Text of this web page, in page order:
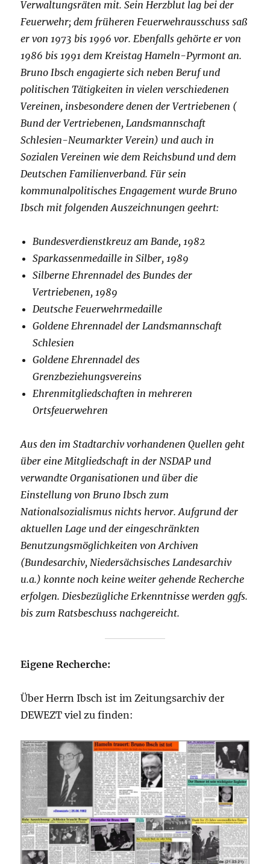
Verwaltungsräten mit. Sein Herzblut lag bei der
Feuerwehr; dem früheren Feuerwehrausschuss saß
er von 1973 bis 1996 vor. Ebenfalls gehörte er von
1986 bis 1991 dem Kreistag Hameln-Pyrmont an.
Bruno Ibsch engagierte sich neben Beruf und
politischen Tätigkeiten in vielen verschiedenen
Vereinen, insbesondere denen der Vertriebenen (
Bund der Vertriebenen, Landsmannschaft
Schlesien-Neumarkter Verein) und auch in
Sozialen Vereinen wie dem Reichsbund und dem
Deutschen Familienverband. Für sein
kommunalpolitisches Engagement wurde Bruno
Ibsch mit folgenden Auszeichnungen geehrt:
Bundesverdienstkreuz am Bande, 1982
Sparkassenmedaille in Silber, 1989
Silberne Ehrennadel des Bundes der
Vertriebenen, 1989
Deutsche Feuerwehrmedaille
Goldene Ehrennadel der Landsmannschaft
Schlesien
Goldene Ehrennadel des
Grenzbeziehungsvereins
Ehrenmitgliedschaften in mehreren
Ortsfeuerwehren
Aus den im Stadtarchiv vorhandenen Quellen geht
über eine Mitgliedschaft in der NSDAP und
verwandte Organisationen und über die
Einstellung von Bruno Ibsch zum
Nationalsozialismus nichts hervor. Aufgrund der
aktuellen Lage und der eingeschränkten
Benutzungsmöglichkeiten von Archiven
(Bundesarchiv, Niedersächsisches Landesarchiv
u.a.) konnte noch keine weiter gehende Recherche
erfolgen. Diesbezügliche Erkenntnisse werden ggfs.
bis zum Ratsbeschuss nachgereicht.
Eigene Recherche:
Über Herrn Ibsch ist im Zeitungsarchiv der
DEWEZT viel zu finden: